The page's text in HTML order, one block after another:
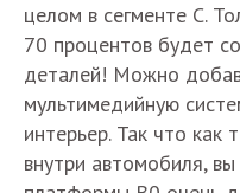
целом в сегменте С.
70 процентов будет
деталей! Можно
мультимедийную
интерьер. Так что как
внутри автомобиля,